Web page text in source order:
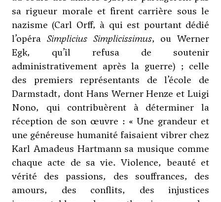
sa rigueur morale et firent carrière sous le
nazisme (Carl Orff, à qui est pourtant dédié
l’opéra Simplicius Simplicissimus, ou Werner
Egk, qu’il refusa de soutenir
administrativement après la guerre) ; celle
des premiers représentants de l’école de
Darmstadt, dont Hans Werner Henze et Luigi
Nono, qui contribuèrent à déterminer la
réception de son œuvre : « Une grandeur et
une généreuse humanité faisaient vibrer chez
Karl Amadeus Hartmann sa musique comme
chaque acte de sa vie. Violence, beauté et
vérité des passions, des souffrances, des
amours, des conflits, des injustices